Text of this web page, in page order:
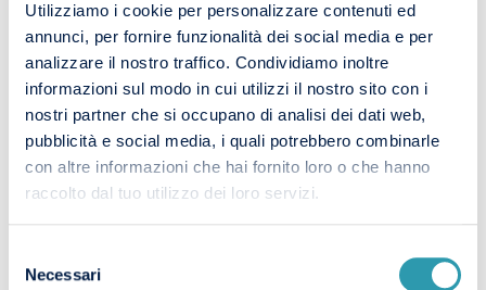
Utilizziamo i cookie per personalizzare contenuti ed
annunci, per fornire funzionalità dei social media e per
analizzare il nostro traffico. Condividiamo inoltre
informazioni sul modo in cui utilizzi il nostro sito con i
nostri partner che si occupano di analisi dei dati web,
pubblicità e social media, i quali potrebbero combinarle
con altre informazioni che hai fornito loro o che hanno
raccolto dal tuo utilizzo dei loro servizi.
delNecessari
DIRETTORE TECNICO
COMMERCIALE: DI COSA SI OCCUPA